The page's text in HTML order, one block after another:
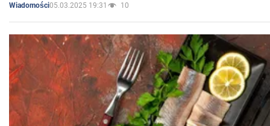
Wiadomości05.03.2025 19:31 10